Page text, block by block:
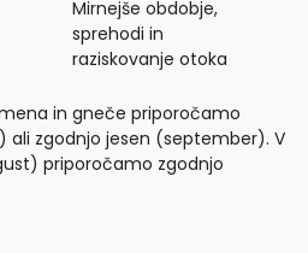
Mirnejše obdobje,
sprehodi in
raziskovanje otoka
in gneče priporočamo
zgodnjo jesen (september). V
priporočamo zgodnjo